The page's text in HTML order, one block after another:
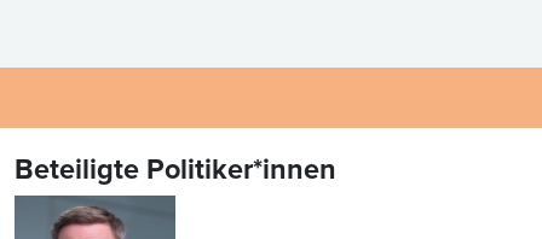
Beteiligte Politiker*innen